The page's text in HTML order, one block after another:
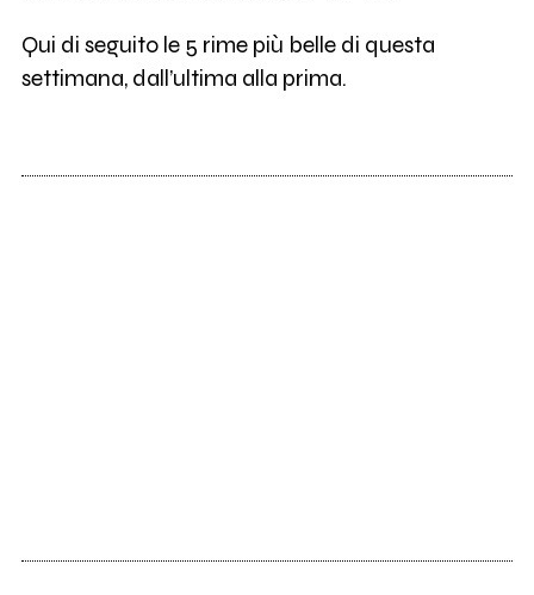
Qui di seguito le 5 rime più belle di questa
settimana, dall’ultima alla prima.